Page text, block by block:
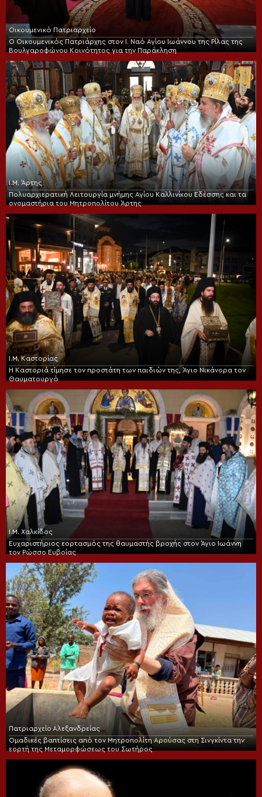
Οικουμενικό Πατριαρχείο
Ο Οικουμενικός Πατριάρχης στον I. Ναό Αγίου Ιωάννου της Ρίλας της
Βουλγαροφώνου Κοινότητος για την Παράκληση
Ι.Μ. Άρτης
Πολυαρχιερατική Λειτουργία μνήμης Αγίου Καλλινίκου Εδέσσης και τα
ονομαστήρια του Μητροπολίτου Άρτης
Ι.Μ. Καστορίας
Η Καστοριά τίμησε τον προστάτη των παιδιών της, Άγιο Νικάνορα τον
Θαυματουργό
Ι.Μ. Χαλκίδος
Ευχαριστήριος εορτασμός της θαυμαστής βροχής στον Άγιο Ιωάννη
τον Ρώσσο Ευβοίας
Πατριαρχείο Αλεξανδρείας
Ομαδικές βαπτίσεις από τον Μητροπολίτη Αρούσας στη Σινγκίντα την
εορτή της Μεταμορφώσεως του Σωτήρος